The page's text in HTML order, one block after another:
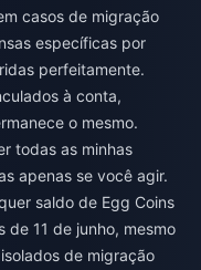
casos de migração
específicas por
perfeitamente.
à conta,
o mesmo.
todas as minhas
apenas se você agir.
saldo de Egg Coins
11 de junho, mesmo
de migração